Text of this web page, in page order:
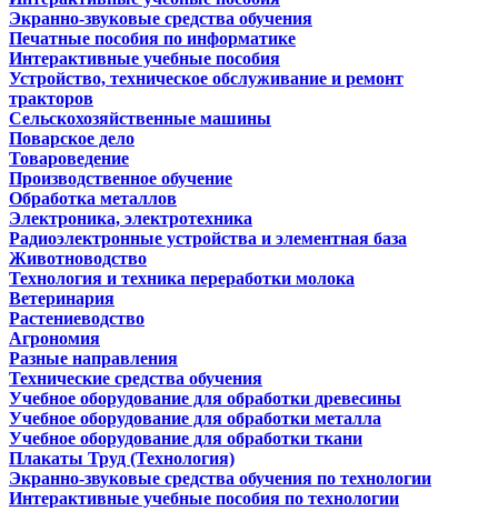
Экранно-звуковые средства обучения
Печатные пособия по информатике
Интерактивные учебные пособия
Устройство, техническое обслуживание и ремонт
тракторов
Сельскохозяйственные машины
Поварское дело
Товароведение
Производственное обучение
Обработка металлов
Электроника, электротехника
Радиоэлектронные устройства и элементная база
Животноводство
Технология и техника переработки молока
Ветеринария
Растениеводство
Агрономия
Разные направления
Технические средства обучения
Учебное оборудование для обработки древесины
Учебное оборудование для обработки металла
Учебное оборудование для обработки ткани
Плакаты Труд (Технология)
Экранно-звуковые средства обучения по технологии
Интерактивные учебные пособия по технологии